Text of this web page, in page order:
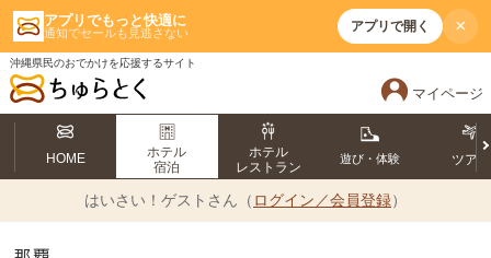
アプリでもっと快適に
通知でセールも見逃さない アプリで開く ×
沖縄県民のおでかけを応援するサイト
マイページ
HOME
ホテル
宿泊
ホテル
レストラン
遊び・体験 ツアー
はいさい！ ゲストさん（ ログイン／会員登録）